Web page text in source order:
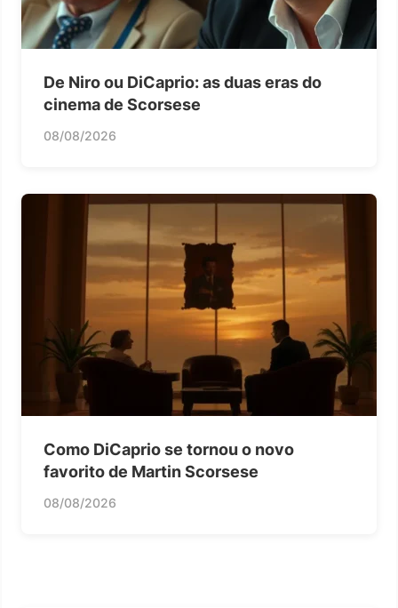
De Niro ou DiCaprio: as duas eras do
cinema de Scorsese
08/08/2026
Como DiCaprio se tornou o novo
favorito de Martin Scorsese
08/08/2026